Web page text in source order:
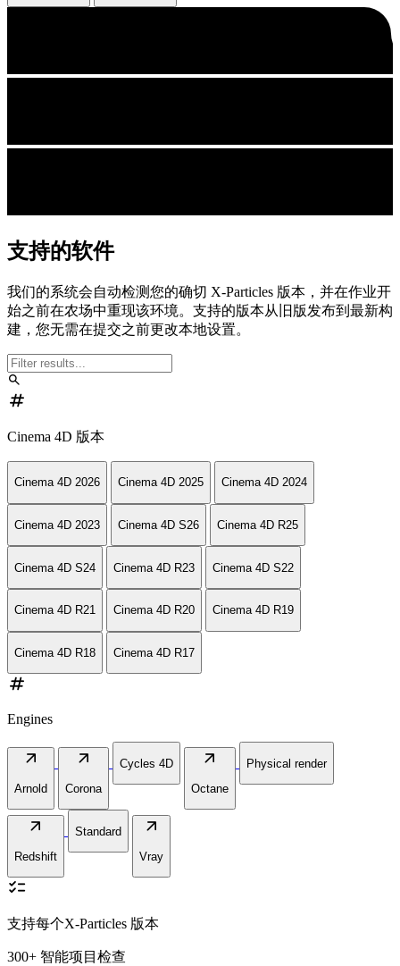
支持的软件
我们的系统会自动检测您的确切 X-Particles 版本，并在作业开
始之前在农场中重现该环境。支持的版本从旧版发布到最新构
建，您无需在提交之前更改本地设置。
search
numbers
Cinema 4D 版本
Cinema 4D 2026 Cinema 4D 2025 Cinema 4D 2024
Cinema 4D 2023 Cinema 4D S26 Cinema 4D R25
Cinema 4D S24 Cinema 4D R23 Cinema 4D S22
Cinema 4D R21 Cinema 4D R20 Cinema 4D R19
Cinema 4D R18 Cinema 4D R17
numbers
Engines
arrow_outward
Arnold
arrow_outward
Corona
Cycles 4D arrow_outward
Octane
Physical render
arrow_outward
Redshift
Standard arrow_outward
Vray
checklist
支持每个X-Particles 版本
300+ 智能项目检查